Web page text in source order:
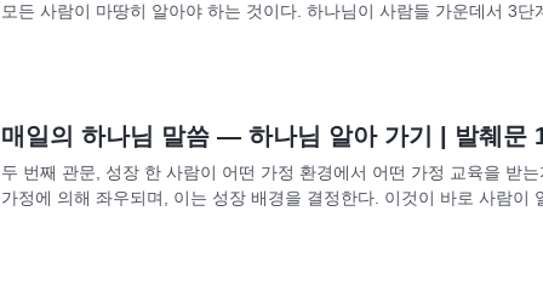
모든 사람이 마땅히 알아야 하는 것이다. 하나님이 사람들 가운데서 3단
매일의 하나님 말씀 ― 하나님 알아 가기 | 발췌문
두 번째 관문, 성장 한 사람이 어떤 가정 환경에서 어떤 가정 교육을 받
가정에 의해 좌우되며, 이는 성장 배경을 결정한다. 이것이 바로 사람이